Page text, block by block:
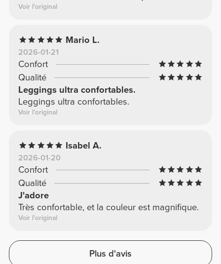
Voir l'original
Mario L.
2026-01-21
Confort
Qualité
Leggings ultra confortables.
Leggings ultra confortables.
Voir l'original
Isabel A.
2026-01-20
Confort
Qualité
J'adore
Très confortable, et la couleur est magnifique.
Voir l'original
Plus d'avis